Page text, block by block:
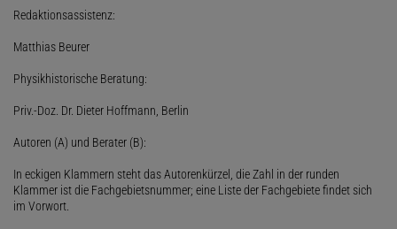
Redaktionsassistenz:
Matthias Beurer
Physikhistorische Beratung:
Priv.-Doz. Dr. Dieter Hoffmann, Berlin
Autoren (A) und Berater (B):
In eckigen Klammern steht das Autorenkürzel, die Zahl in der runden
Klammer ist die Fachgebietsnummer; eine Liste der Fachgebiete findet sich
im Vorwort.